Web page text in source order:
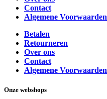
Contact
Algemene Voorwaarden
Betalen
Retourneren
Over ons
Contact
Algemene Voorwaarden
Onze webshops